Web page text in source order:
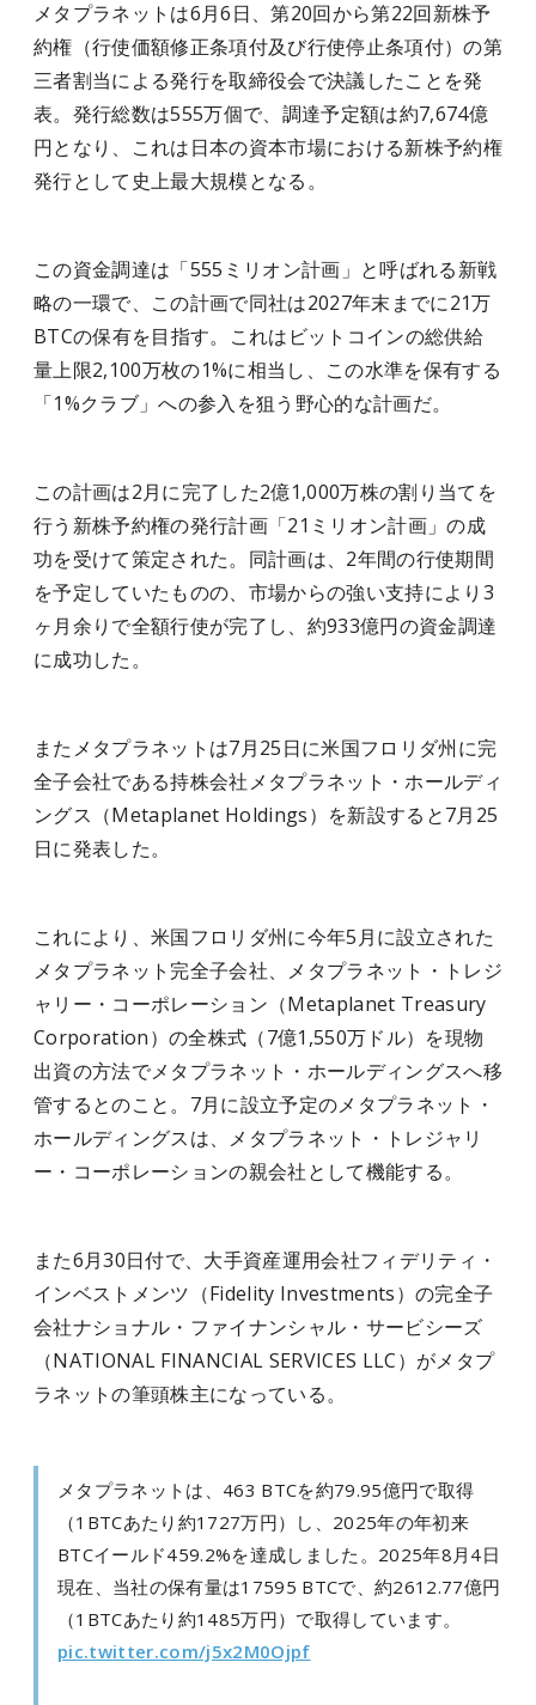
メタプラネットは6月6日、第20回から第22回新株予
約権（行使価額修正条項付及び行使停止条項付）の第
三者割当による発行を取締役会で決議したことを発
表。発行総数は555万個で、調達予定額は約7,674億
円となり、これは日本の資本市場における新株予約権
発行として史上最大規模となる。
この資金調達は「555ミリオン計画」と呼ばれる新戦
略の一環で、この計画で同社は2027年末までに21万
BTCの保有を目指す。これはビットコインの総供給
量上限2,100万枚の1%に相当し、この水準を保有する
「1%クラブ」への参入を狙う野心的な計画だ。
この計画は2月に完了した2億1,000万株の割り当てを
行う新株予約権の発行計画「21ミリオン計画」の成
功を受けて策定された。同計画は、2年間の行使期間
を予定していたものの、市場からの強い支持により3
ヶ月余りで全額行使が完了し、約933億円の資金調達
に成功した。
またメタプラネットは7月25日に米国フロリダ州に完
全子会社である持株会社メタプラネット・ホールディ
ングス（Metaplanet Holdings）を新設すると7月25
日に発表した。
これにより、米国フロリダ州に今年5月に設立された
メタプラネット完全子会社、メタプラネット・トレジ
ャリー・コーポレーション（Metaplanet Treasury
Corporation）の全株式（7億1,550万ドル）を現物
出資の方法でメタプラネット・ホールディングスへ移
管するとのこと。7月に設立予定のメタプラネット・
ホールディングスは、メタプラネット・トレジャリ
ー・コーポレーションの親会社として機能する。
また6月30日付で、大手資産運用会社フィデリティ・
インベストメンツ（Fidelity Investments）の完全子
会社ナショナル・ファイナンシャル・サービシーズ
（NATIONAL FINANCIAL SERVICES LLC）がメタプ
ラネットの筆頭株主になっている。
メタプラネットは、463 BTCを約79.95億円で取得
（1BTCあたり約1727万円）し、2025年の年初来
BTCイールド459.2%を達成しました。2025年8月4日
現在、当社の保有量は17595 BTCで、約2612.77億円
（1BTCあたり約1485万円）で取得しています。
pic.twitter.com/j5x2M0Ojpf